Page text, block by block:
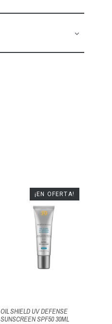
OIL SHIELD UV DEFENSE
SUNSCREEN SPF50 30ML
¡EN OFERTA!